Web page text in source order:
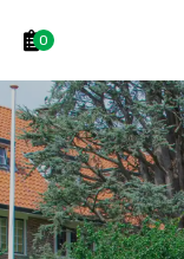
links
navigation
Skip
to
content
0